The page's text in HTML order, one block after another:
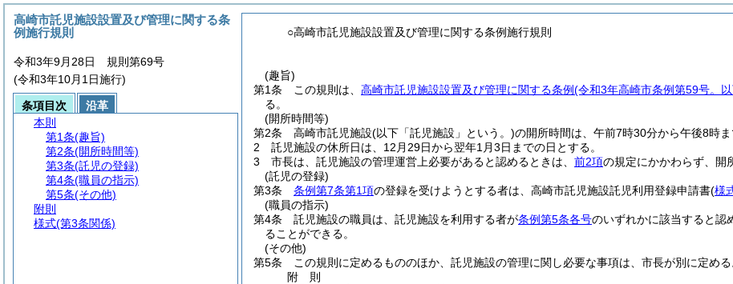
○高崎市託児施設設置及び管理に関する条例施行規則
(趣旨)
第1条
この規則は、 高崎市託児施設設置及び管理に関する条例(令和3年高崎市条例第59号。
る。
(開所時間等)
第2条
高崎市託児施設(以下「託児施設」という。)の開所時間は、午前7時30分から午後8時ま
2
託児施設の休所日は、12月29日から翌年1月3日までの日とする。
3
市長は、託児施設の管理運営上必要があると認めるときは、 前2項の規定にかかわらず、開
(託児の登録)
第3条
条例第7条第1項の登録を受けようとする者は、高崎市託児施設託児利用登録申請書(様
(職員の指示)
第4条
託児施設の職員は、託児施設を利用する者が条例第5条各号のいずれかに該当すると認
ることができる。
(その他)
第5条
この規則に定めるもののほか、託児施設の管理に関し必要な事項は、市長が別に定める
附 則
高崎市託児施設設置及び管理に関する条
例施行規則
令和3年9月28日 規則第69号
(令和3年10月1日施行)
条項目次
沿革
本則
第1条(趣旨)
第2条(開所時間等)
第3条(託児の登録)
第4条(職員の指示)
第5条(その他)
附則
様式(第3条関係)